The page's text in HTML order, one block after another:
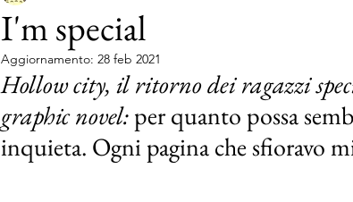
I'm special
Aggiornamento: 28 feb 2021
Hollow city, il ritorno dei ragazzi
graphic novel: per quanto possa
inquieta. Ogni pagina che sfioravo